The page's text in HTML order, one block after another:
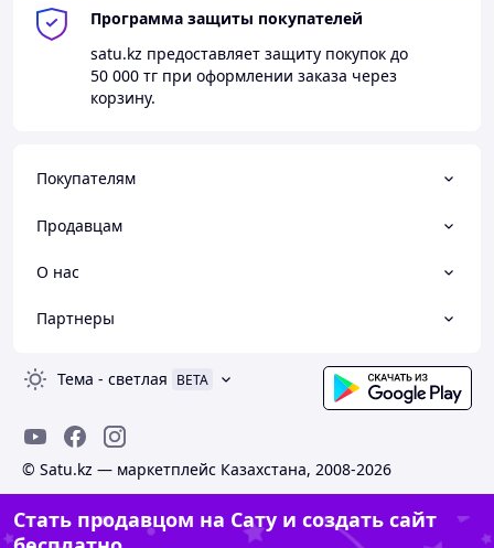
Программа защиты покупателей
satu.kz предоставляет защиту покупок до
50 000 тг при оформлении заказа через
корзину.
Покупателям
Продавцам
О нас
Партнеры
Тема - светлая BETA
© Satu.kz — маркетплейс Казахстана, 2008-2026
Стать продавцом на Сату и создать сайт